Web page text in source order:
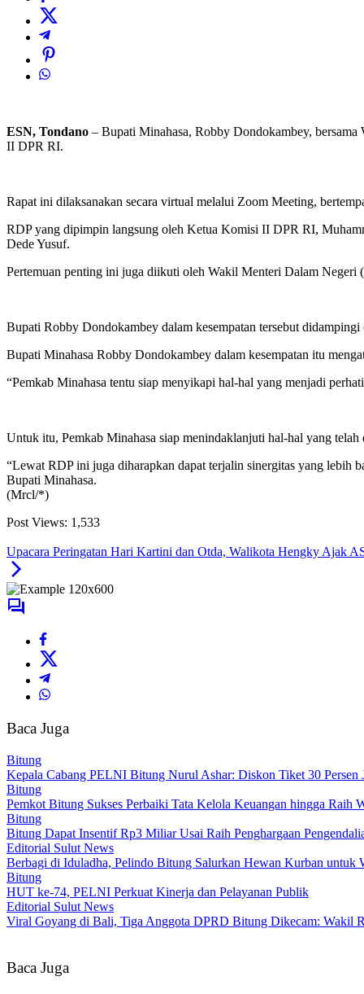
ESN, Tondano – Bupati Minahasa, Robby Dondokambey,
II DPR RI.
Rapat ini dilaksanakan secara virtual melalui Zoom Meeting,
RDP yang dipimpin langsung oleh Ketua Komisi II DPR RI,
Dede Yusuf.
Pertemuan penting ini juga diikuti oleh Wakil Menteri Dalam
Bupati Robby Dondokambey dalam kesempatan tersebut
Bupati Minahasa Robby Dondokambey dalam kesempatan itu
“Pemkab Minahasa tentu siap menyikapi hal-hal yang menjadi
Untuk itu, Pemkab Minahasa siap menindaklanjuti hal-hal yang
“Lewat RDP ini juga diharapkan dapat terjalin sinergitas yang lebih
Bupati Minahasa.
(Mrcl/*)
Post Views: 1,533
Upacara Peringatan Hari Kartini dan Otda, Walikota Hengky Ajak
Baca Juga
Bitung
Kepala Cabang PELNI Bitung Nurul Ashar: Diskon Tiket 30
Bitung
Pemkot Bitung Sukses Perbaiki Tata Kelola Keuangan hingga Raih
Bitung
Bitung Dapat Insentif Rp3 Miliar Usai Raih Penghargaan
Editorial Sulut News
Berbagi di Iduladha, Pelindo Bitung Salurkan Hewan Kurban untuk
Bitung
HUT ke-74, PELNI Perkuat Kinerja dan Pelayanan Publik
Editorial Sulut News
Viral Goyang di Bali, Tiga Anggota DPRD Bitung Dikecam: Wakil
Baca Juga